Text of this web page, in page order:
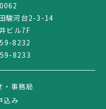
駿河台2-3-14
ビル7F
8232
8233
・事務局
込み